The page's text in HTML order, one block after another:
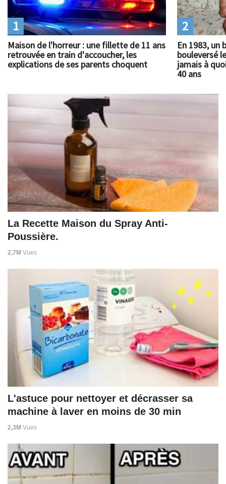
Maison de l'horreur : une fillette de 11 ans
retrouvée en train d'accoucher, les
explications de ses parents choquent
1
En 1983, un
bouleversé
jamais à
40 ans
2
La Recette Maison du Spray Anti-
Poussière.
2,7M Vues
L'astuce pour nettoyer et décrasser sa
machine à laver en moins de 30 min
2,3M Vues